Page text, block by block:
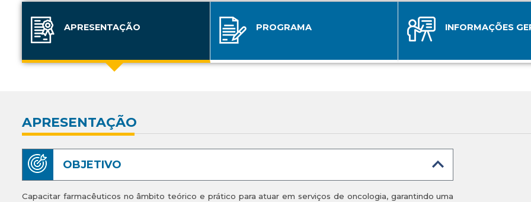
APRESENTAÇÃO PROGRAMA INFORMAÇÕES
APRESENTAÇÃO
OBJETIVO
Capacitar farmacêuticos no âmbito teórico e prático para atuar em serviços de oncologia, garantindo uma